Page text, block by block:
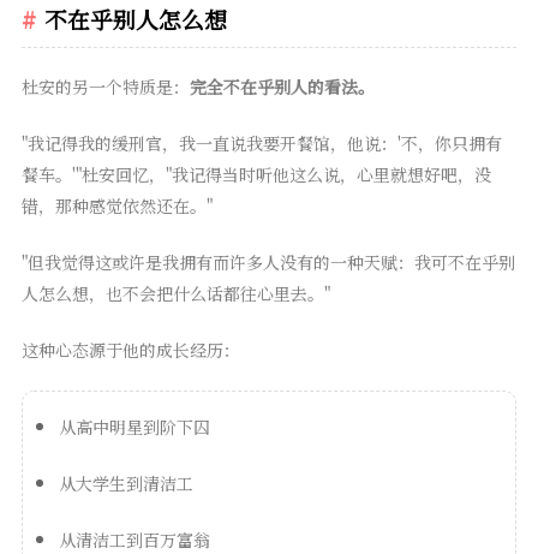
不在乎别人怎么想
杜安的另一个特质是： 完全不在乎别人的看法。
"我记得我的缓刑官，我一直说我要开餐馆，他说：'不，你只拥有
餐车。'"杜安回忆，"我记得当时听他这么说，心里就想好吧，没
错，那种感觉依然还在。"
"但我觉得这或许是我拥有而许多人没有的一种天赋：我可不在乎别
人怎么想，也不会把什么话都往心里去。"
这种心态源于他的成长经历：
从高中明星到阶下囚
从大学生到清洁工
从清洁工到百万富翁